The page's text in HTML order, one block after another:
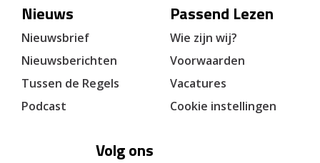
Nieuws
Nieuwsbrief
Nieuwsberichten
Tussen de Regels
Podcast
Passend Lezen
Wie zijn wij?
Voorwaarden
Vacatures
Cookie instellingen
Volg ons